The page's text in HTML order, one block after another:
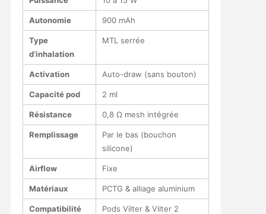
Autonomie 900 mAh
Type
d’inhalation
MTL serrée
Activation Auto-draw (sans bouton)
Capacité pod 2 ml
Résistance 0,8 Ω mesh intégrée
Remplissage
Par le bas (bouchon
silicone)
Airflow Fixe
Matériaux PCTG & alliage aluminium
Compatibilité Pods Vilter & Vilter 2